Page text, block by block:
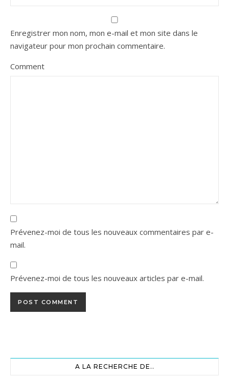
Enregistrer mon nom, mon e-mail et mon site dans le
navigateur pour mon prochain commentaire.
Comment
Prévenez-moi de tous les nouveaux commentaires par e-
mail.
Prévenez-moi de tous les nouveaux articles par e-mail.
A LA RECHERCHE DE..